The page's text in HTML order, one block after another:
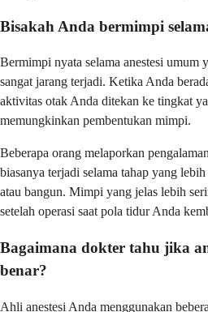
Bisakah Anda bermimpi
Bermimpi nyata selama anestesi umum
sangat jarang terjadi. Ketika Anda
aktivitas otak Anda ditekan ke tingkat
memungkinkan pembentukan mimpi.
Beberapa orang melaporkan
biasanya terjadi selama tahap yang
atau bangun. Mimpi yang jelas lebih
setelah operasi saat pola tidur Anda
Bagaimana dokter tahu jika
benar?
Ahli anestesi Anda menggunakan